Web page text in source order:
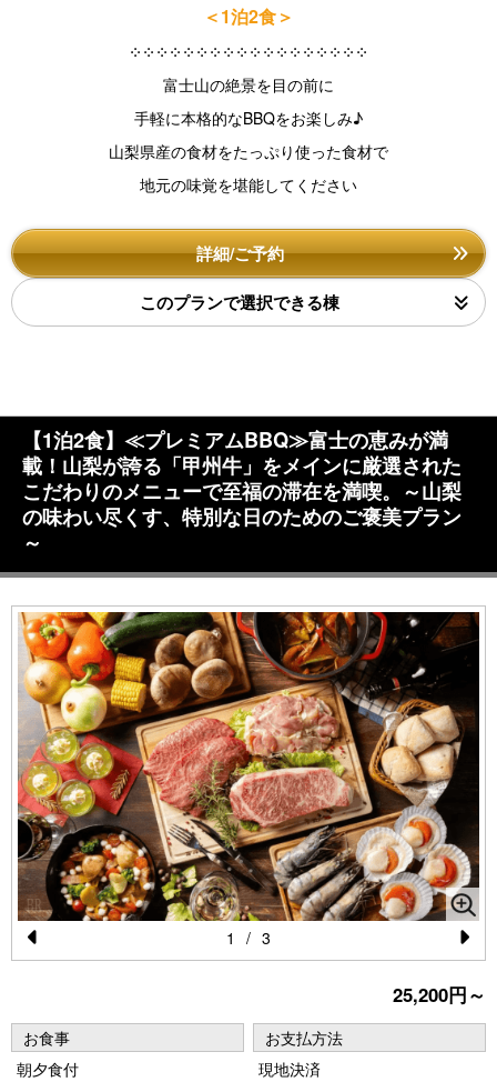
＜1泊2食＞
༶ ༶ ༶ ༶ ༶ ༶ ༶ ༶ ༶ ༶ ༶ ༶ ༶ ༶ ༶ ༶ ༶ ༶
富士山の絶景を目の前に
手軽に本格的なBBQをお楽しみ♪
山梨県産の食材をたっぷり使った食材で
地元の味覚を堪能してください
詳細/ご予約
このプランで選択できる棟
【1泊2食】≪プレミアムBBQ≫富士の恵みが満
載！山梨が誇る「甲州牛」をメインに厳選された
こだわりのメニューで至福の滞在を満喫。～山梨
の味わい尽くす、特別な日のためのご褒美プラン
～
Pr
vi
o
N
e
xt
1 / 3
25,200円～
お食事
朝夕食付
お支払方法
現地決済